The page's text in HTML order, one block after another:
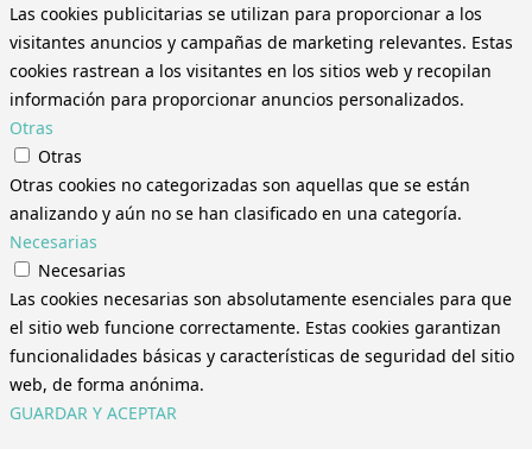
Las cookies publicitarias se utilizan para proporcionar a los
visitantes anuncios y campañas de marketing relevantes. Estas
cookies rastrean a los visitantes en los sitios web y recopilan
información para proporcionar anuncios personalizados.
Otras
Otras
Otras cookies no categorizadas son aquellas que se están
analizando y aún no se han clasificado en una categoría.
Necesarias
Necesarias
Las cookies necesarias son absolutamente esenciales para que
el sitio web funcione correctamente. Estas cookies garantizan
funcionalidades básicas y características de seguridad del sitio
web, de forma anónima.
GUARDAR Y ACEPTAR